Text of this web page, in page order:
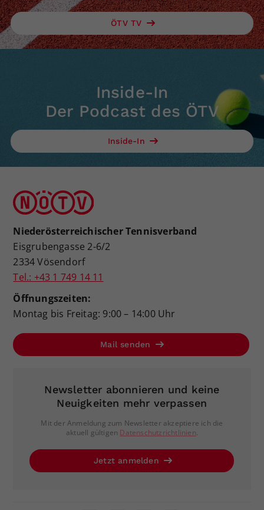
ÖTV TV
Inside-In
Der Podcast des ÖTV
Inside-In
Niederösterreichischer Tennisverband
Eisgrubengasse 2-6/2
2334 Vösendorf
Tel.: +43 1 749 14 11
Öffnungszeiten:
Montag bis Freitag: 9:00 – 14:00 Uhr
Mail senden
Newsletter abonnieren und keine
Neuigkeiten mehr verpassen
Mit der Anmeldung zum Newsletter akzeptiere ich die
aktuell gültigen Datenschutzrichtlinien.
Jetzt anmelden